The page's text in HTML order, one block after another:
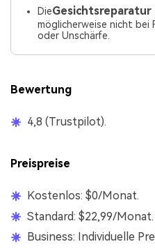
DieGesichtsreparatur
möglicherweise nicht bei
oder Unschärfe.
Bewertung
4,8 (Trustpilot).
Preispreise
Kostenlos: $0/Monat.
Standard: $22,99/Monat.
Business: Individuelle